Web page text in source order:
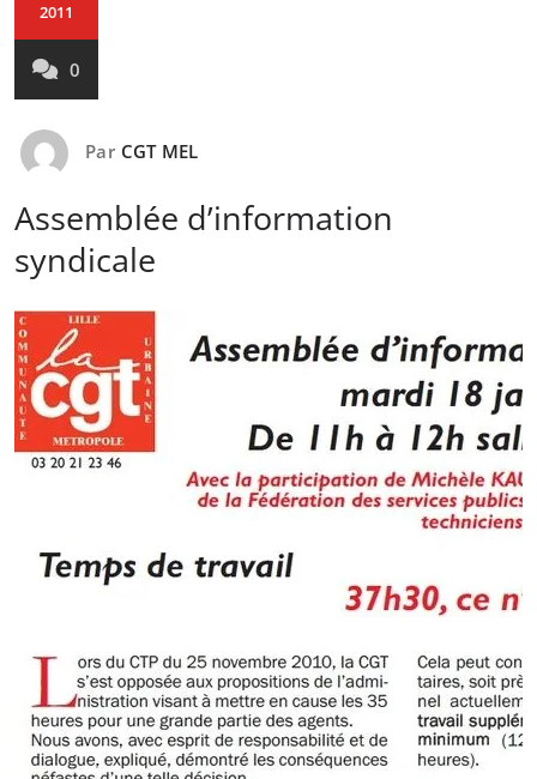
2011
0
Par CGT MEL
Assemblée d’information
syndicale